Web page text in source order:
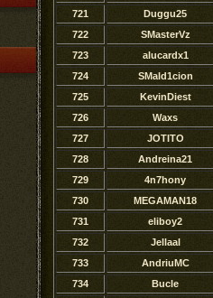
721
Duggu25
722
SMasterVz
723
alucardx1
724
SMald1cion
725
KevinDiest
726
Waxs
727
JOTITO
728
Andreina21
729
4n7hony
730
MEGAMAN18
731
eliboy2
732
Jellaal
733
AndriuMC
734
Bucle